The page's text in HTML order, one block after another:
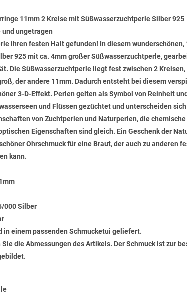
11mm 2 Kreise mit Süßwasserzuchtperle Silber 925
und ungetragen
ihren festen Halt gefunden! In diesem
925 mit ca. 4mm großer Süßwasserzuchtperle,
Die Süßwasserzuchtperle liegt fest zwischen 2
der andere 11mm. Dadurch entsteht bei diesem
3-D-Effekt. Perlen gelten als Symbol von Reinheit
und Flüssen gezüchtet und unterscheiden
von Zuchtperlen und Naturperlen, die
Eigenschaften sind gleich. Ein Geschenk der
Ohrschmuck für eine Braut, der auch zu anderen
kann.
000 Silber
in einem passenden Schmucketui geliefert.
die Abmessungen des Artikels. Der Schmuck ist zur